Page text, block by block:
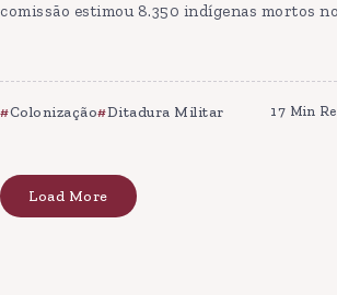
comissão estimou 8.350 indígenas mortos
Colonização Ditadura Militar 17 Min
Load More